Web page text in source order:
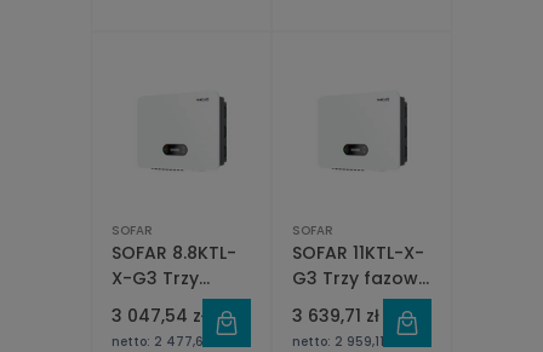
SOFAR
SOFAR 8.8KTL-
X-G3 Trzy
fazowy 2xMPPT
3 047,54 zł
netto: 2 477,67 zł
SOFAR
SOFAR 11KTL-X-
G3 Trzy fazowy
2xMPPT
3 639,71 zł
netto: 2 959,11 zł